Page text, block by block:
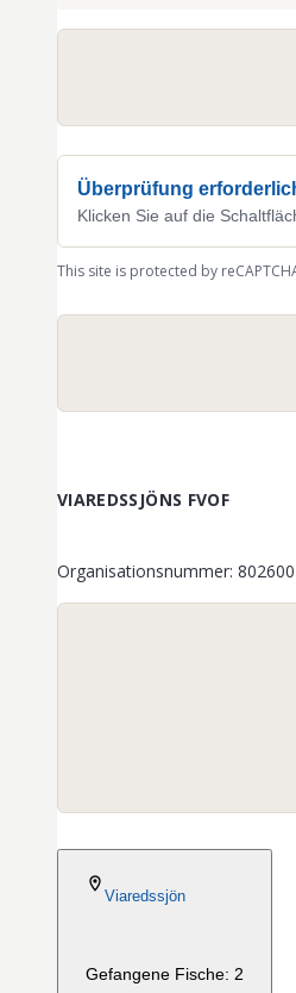
Überprüfung
Klicken Sie auf die
This site is protected by
VIAREDSSJÖNS FVOF
Organisationsnummer:
Viaredssjön
Gefangene Fische: 2